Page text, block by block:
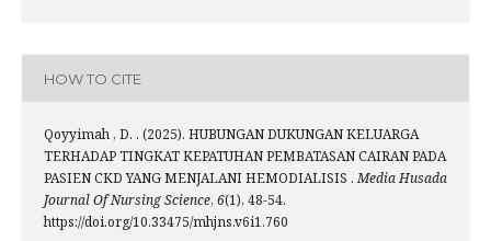
HOW TO CITE
Qoyyimah , D. . (2025). HUBUNGAN DUKUNGAN KELUARGA
TERHADAP TINGKAT KEPATUHAN PEMBATASAN CAIRAN PADA
PASIEN CKD YANG MENJALANI HEMODIALISIS .Media Husada
Journal Of Nursing Science, 6(1), 48-54.
https://doi.org/10.33475/mhjns.v6i1.760